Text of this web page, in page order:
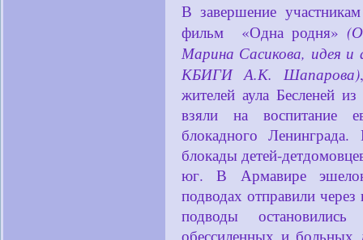
В завершение
фильм «Одна родня»
Марина Сасикова, идея и
КБИГИ А.К. Шапарова)
жителей аула Бесленей
взяли на воспитание
блокадного
блокады детей-
юг. В Армавире
подводах отправили
подводы
обессиленных и больных